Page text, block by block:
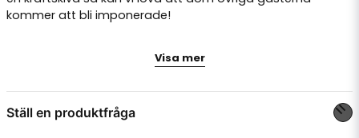
kommer att bli imponerade!
Tröja, byxor, väst, huva och handskar
Visa mer
Ställ en produktfråga